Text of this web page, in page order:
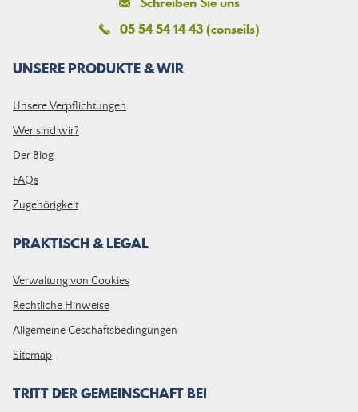
05 54 54 14 43 (conseils)
UNSERE PRODUKTE & WIR
Unsere Verpflichtungen
Wer sind wir?
Der Blog
FAQs
Zugehörigkeit
PRAKTISCH & LEGAL
Verwaltung von Cookies
Rechtliche Hinweise
Allgemeine Geschäftsbedingungen
Sitemap
TRITT DER GEMEINSCHAFT BEI